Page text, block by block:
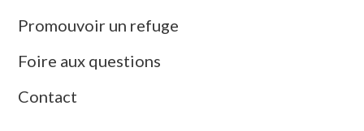
Promouvoir un refuge
Foire aux questions
Contact